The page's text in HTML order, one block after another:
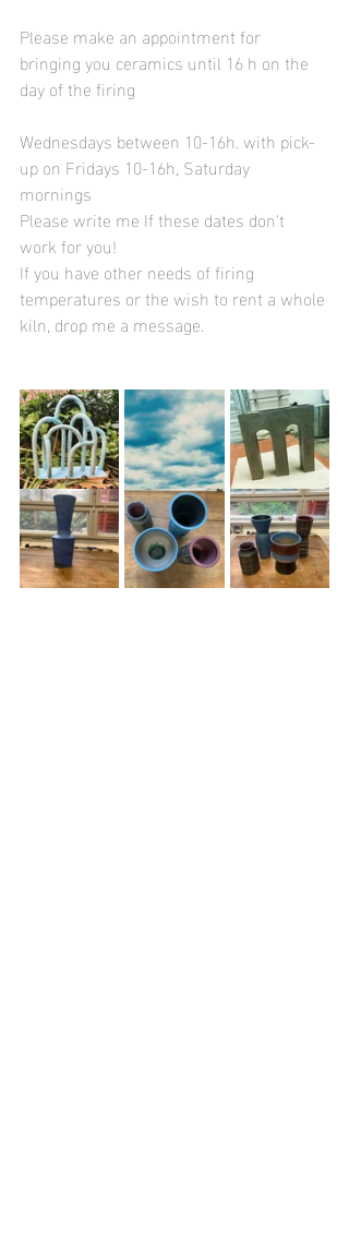
Please make an appointment for
bringing you ceramics until 16 h on the
day of the firing
Wednesdays between 10-16h. with pick-
up on Fridays 10-16h, Saturday
mornings
Please write me If these dates don't
work for you!
If you have other needs of firing
temperatures or the wish to rent a whole
kiln, drop me a message.